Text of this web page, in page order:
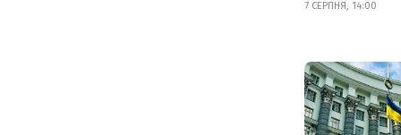
7 СЕРПНЯ, 14:00